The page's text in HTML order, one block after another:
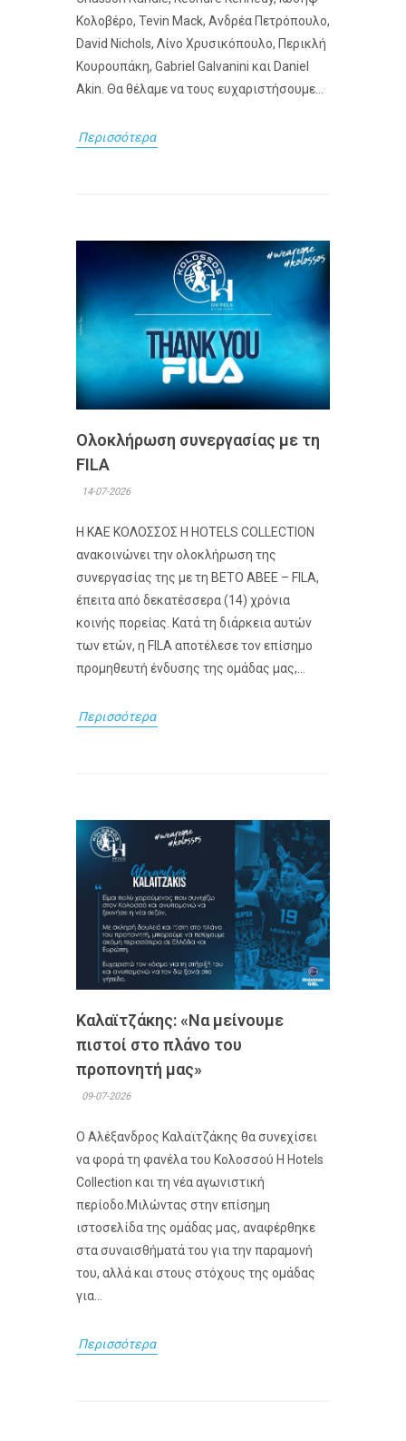
Κολοβέρο, Tevin Mack, Ανδρέα Πετρόπουλο,
David Nichols, Λίνο Χρυσικόπουλο, Περικλή
Κουρουπάκη, Gabriel Galvanini και Daniel
Akin. Θα θέλαμε να τους ευχαριστήσουμε...
Περισσότερα
Ολοκλήρωση συνεργασίας με τη
FILA
14-07-2026
Η ΚΑΕ ΚΟΛΟΣΣΟΣ H HOTELS COLLECTION
ανακοινώνει την ολοκλήρωση της
συνεργασίας της με τη ΒΕΤΟ ΑΒΕΕ – FILA,
έπειτα από δεκατέσσερα (14) χρόνια
κοινής πορείας. Κατά τη διάρκεια αυτών
των ετών, η FILA αποτέλεσε τον επίσημο
προμηθευτή ένδυσης της ομάδας μας,...
Περισσότερα
Καλαϊτζάκης: «Να μείνουμε
πιστοί στο πλάνο του
προπονητή μας»
09-07-2026
Ο Αλέξανδρος Καλαϊτζάκης θα συνεχίσει
να φορά τη φανέλα του Κολοσσού H Hotels
Collection και τη νέα αγωνιστική
περίοδο.Μιλώντας στην επίσημη
ιστοσελίδα της ομάδας μας, αναφέρθηκε
στα συναισθήματά του για την παραμονή
του, αλλά και στους στόχους της ομάδας
για...
Περισσότερα